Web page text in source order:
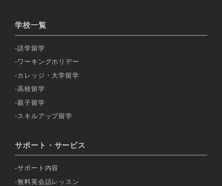
学校一覧
語学留学
ワーキングホリデー
カレッジ・大学留学
高校留学
親子留学
スキルアップ留学
サポート・サービス
サポート内容
無料英会話レッスン